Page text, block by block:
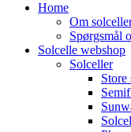
Home
Om
Spørgsmål
Solcelle webshop
Solceller